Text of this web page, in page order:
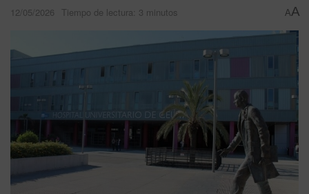
12/05/2026 Tiempo de lectura: 3 minutos AA